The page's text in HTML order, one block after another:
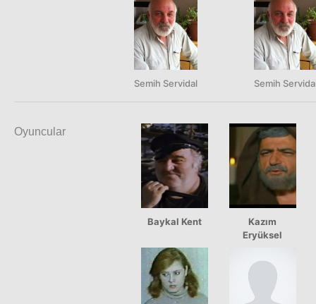
Semih Servidal Semih
Oyuncular
Baykal Kent
Kazım
Eryüksel